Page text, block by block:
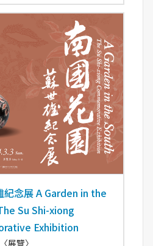
紀念展 A Garden in the
Su Shi-xiong
Exhibition
〈展覽〉